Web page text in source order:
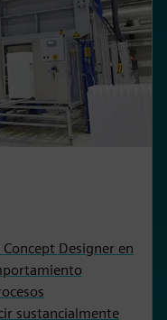
Designer en
sustancialmente